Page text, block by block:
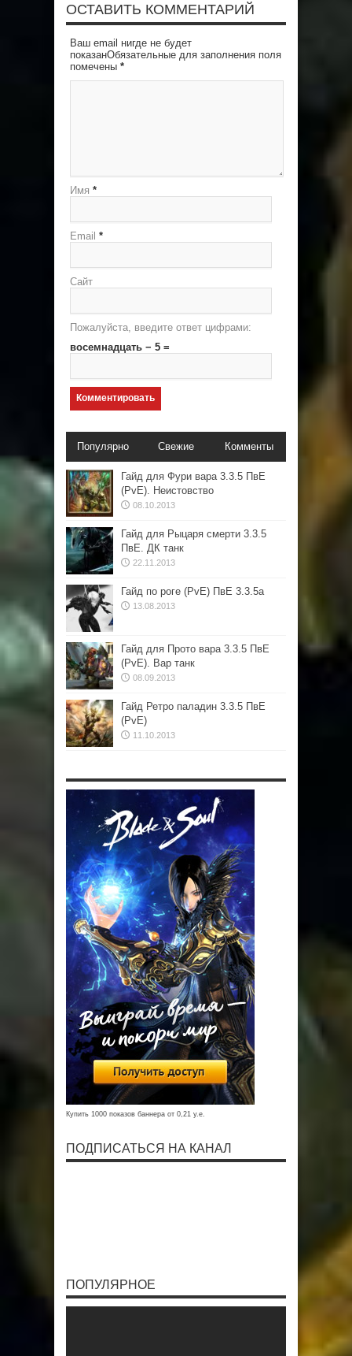
ОСТАВИТЬ КОММЕНТАРИЙ
Ваш email нигде не будет
показанОбязательные для заполнения поля
помечены *
Имя *
Email *
Сайт
Пожалуйста, введите ответ цифрами:
восемнадцать − 5 =
Популярно Свежие Комменты
Гайд для Фури вара 3.3.5 ПвЕ
(PvE). Неистовство
08.10.2013
Гайд для Рыцаря смерти 3.3.5
ПвЕ. ДК танк
22.11.2013
Гайд по роге (PvE) ПвЕ 3.3.5а
13.08.2013
Гайд для Прото вара 3.3.5 ПвЕ
(PvE). Вар танк
08.09.2013
Гайд Ретро паладин 3.3.5 ПвЕ
(PvE)
11.10.2013
Купить 1000 показов баннера от 0,21 у.е.
ПОДПИСАТЬСЯ НА КАНАЛ
ПОПУЛЯРНОЕ